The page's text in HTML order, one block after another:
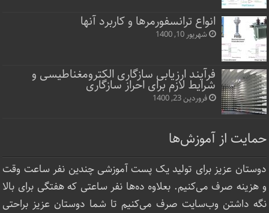
انواع ترانسفورمرها و کاربرد آنها
شهریور 10, 1400
فرآیند ارزیابی سازگاری الکترومغناطیسی و
شرایط لازم برای احراز سازگاری
فروردین 23, 1400
حمایت از آموزش‌ها
دوستان عزیز برای تولید یک پست آموزشی چندین نفر ساعت‌ وقت
و هزینه صرف می‌کنیم. بعلاوه ده‌ها نفر ساعتی که هفتگی برای بالا
نگه داشتن وب‌سایت صرف ‌می‌کنیم تا شما دوستان عزیز براحتی